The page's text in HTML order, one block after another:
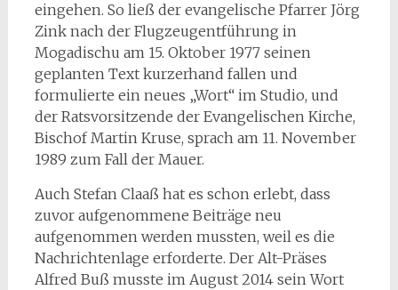
eingehen. So ließ der evangelische Pfarrer Jörg
Zink nach der Flugzeugentführung in
Mogadischu am 15. Oktober 1977 seinen
geplanten Text kurzerhand fallen und
formulierte ein neues „Wort“ im Studio, und
der Ratsvorsitzende der Evangelischen Kirche,
Bischof Martin Kruse, sprach am 11. November
1989 zum Fall der Mauer.
Auch Stefan Claaß hat es schon erlebt, dass
zuvor aufgenommene Beiträge neu
aufgenommen werden mussten, weil es die
Nachrichtenlage erforderte. Der Alt-Präses
Alfred Buß musste im August 2014 sein Wort